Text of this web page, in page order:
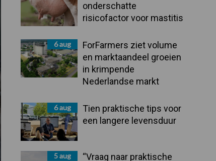
onderschatte
risicofactor voor mastitis
6 aug
ForFarmers ziet volume
en marktaandeel groeien
in krimpende
Nederlandse markt
6 aug
Tien praktische tips voor
een langere levensduur
5 aug
“Vraag naar praktische